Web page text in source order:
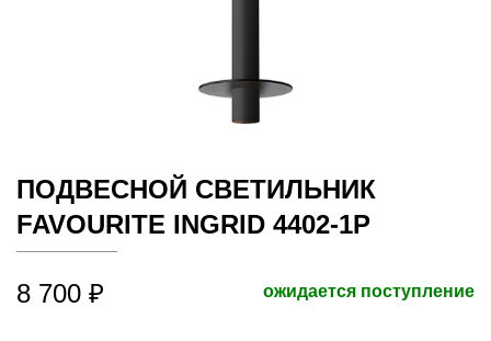
ПОДВЕСНОЙ СВЕТИЛЬНИК
FAVOURITE INGRID 4402-1P
8 700 ₽ ожидается поступление